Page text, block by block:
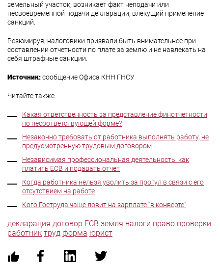
земельный участок, возникает факт неподачи или
несвоевременной подачи декларации, влекущий применение
санкций.
Резюмируя, налоговики призвали быть внимательнее при
составлении отчетности по плате за землю и не навлекать на
себя штрафные санкции.
Источник:сообщение Офиса КНН ГНСУ
Читайте также:
Какая ответственность за представление финотчетности
по несоответствующей форме?
Незаконно требовать от работника выполнять работу, не
предусмотренную трудовым договором
Независимая профессиональная деятельность: как
платить ЕСВ и подавать отчет
Когда работника нельзя уволить за прогул в связи с его
отсутствием на работе
Кого Гоструда чаще ловит на зарплате “в конверте”
декларация договор ЕСВ земля налоги право проверки
работник труд форма юрист